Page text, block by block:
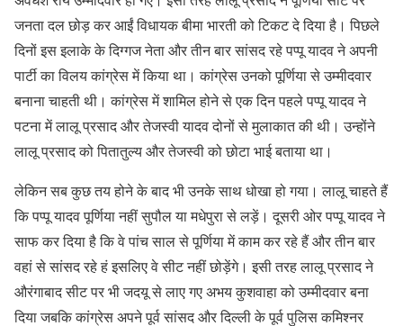
जनता दल छोड़ कर आईं विधायक बीमा भारती को टिकट दे दिया है। पिछले
दिनों इस इलाके के दिग्गज नेता और तीन बार सांसद रहे पप्पू यादव ने अपनी
पार्टी का विलय कांग्रेस में किया था। कांग्रेस उनको पूर्णिया से उम्मीदवार
बनाना चाहती थी। कांग्रेस में शामिल होने से एक दिन पहले पप्पू यादव ने
पटना में लालू प्रसाद और तेजस्वी यादव दोनों से मुलाकात की थी। उन्होंने
लालू प्रसाद को पितातुल्य और तेजस्वी को छोटा भाई बताया था।
लेकिन सब कुछ तय होने के बाद भी उनके साथ धोखा हो गया। लालू चाहते हैं
कि पप्पू यादव पूर्णिया नहीं सुपौल या मधेपुरा से लड़ें। दूसरी ओर पप्पू यादव ने
साफ कर दिया है कि वे पांच साल से पूर्णिया में काम कर रहे हैं और तीन बार
वहां से सांसद रहे हं इसलिए वे सीट नहीं छोड़ेंगे। इसी तरह लालू प्रसाद ने
औरंगाबाद सीट पर भी जदयू से लाए गए अभय कुशवाहा को उम्मीदवार बना
दिया जबकि कांग्रेस अपने पूर्व सांसद और दिल्ली के पूर्व पुलिस कमिश्नर